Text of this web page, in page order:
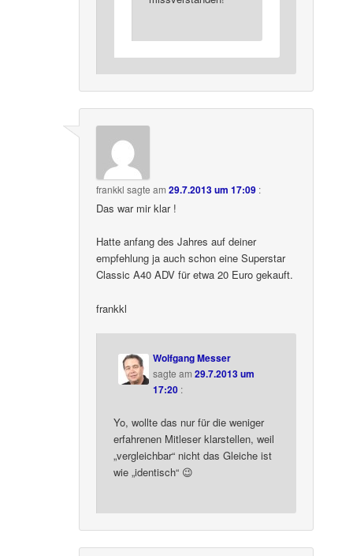
frankkl sagte am29.7.2013 um 17:09 :
Das war mir klar !
Hatte anfang des Jahres auf deiner
empfehlung ja auch schon eine Superstar
Classic A40 ADV für etwa 20 Euro gekauft.
frankkl
Wolfgang Messer
sagte am29.7.2013 um
17:20 :
Yo, wollte das nur für die weniger
erfahrenen Mitleser klarstellen, weil
„vergleichbar“ nicht das Gleiche ist
wie „identisch“ 😉